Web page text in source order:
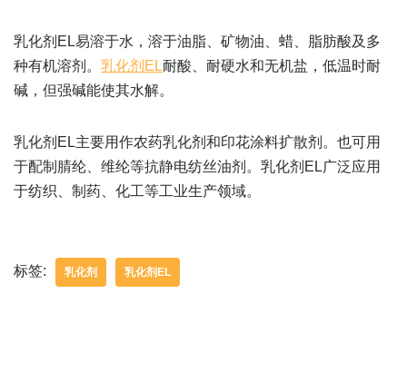
乳化剂EL易溶于水，溶于油脂、矿物油、蜡、脂肪酸及多
种有机溶剂。 乳化剂EL耐酸、耐硬水和无机盐，低温时耐
碱，但强碱能使其水解。
乳化剂EL主要用作农药乳化剂和印花涂料扩散剂。也可用
于配制腈纶、维纶等抗静电纺丝油剂。乳化剂EL广泛应用
于纺织、制药、化工等工业生产领域。
标签: 乳化剂 乳化剂EL